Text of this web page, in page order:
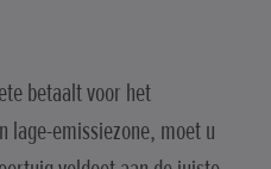
betaalt voor het
lage-emissiezone, moet u